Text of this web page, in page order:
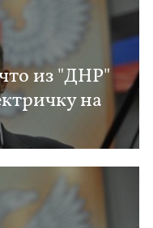
из "ДНР"
на